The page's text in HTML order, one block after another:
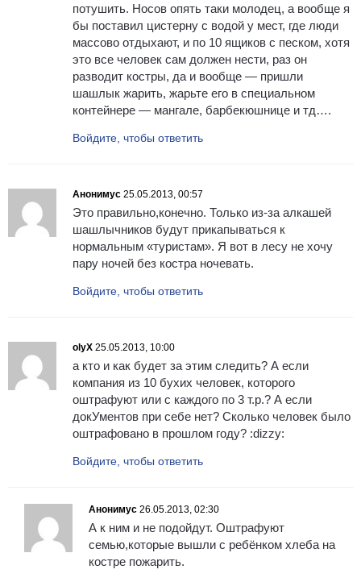
потушить. Носов опять таки молодец, а вообще я
бы поставил цистерну с водой у мест, где люди
массово отдыхают, и по 10 ящиков с песком, хотя
это все человек сам должен нести, раз он
разводит костры, да и вообще — пришли
шашлык жарить, жарьте его в специальном
контейнере — мангале, барбекюшнице и тд….
Войдите, чтобы ответить
Анонимус 25.05.2013, 00:57
Это правильно,конечно. Только из-за алкашей
шашлычников будут прикапываться к
нормальным «туристам». Я вот в лесу не хочу
пару ночей без костра ночевать.
Войдите, чтобы ответить
olyX 25.05.2013, 10:00
а кто и как будет за этим следить? А если
компания из 10 бухих человек, которого
оштрафуют или с каждого по 3 т.р.? А если
докУментов при себе нет? Сколько человек было
оштрафовано в прошлом году? :dizzy:
Войдите, чтобы ответить
Анонимус 26.05.2013, 02:30
А к ним и не подойдут. Оштрафуют
семью,которые вышли с ребёнком хлеба на
костре пожарить.